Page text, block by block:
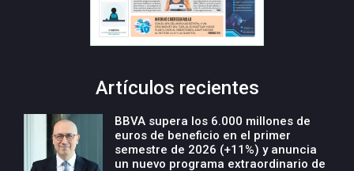
Artículos recientes
BBVA supera los 6.000 millones de
euros de beneficio en el primer
semestre de 2026 (+11%) y anuncia
un nuevo programa extraordinario de